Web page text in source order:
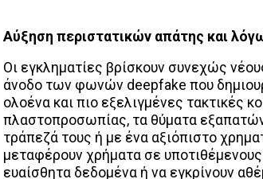
Αύξηση περιστατικών απάτης και
Οι εγκληματίες βρίσκουν συνεχώς
άνοδο των φωνών deepfake που
ολοένα και πιο εξελιγμένες τακτικές
πλαστοπροσωπίας, τα θύματα
τράπεζά τους ή με ένα αξιόπιστο
μεταφέρουν χρήματα σε
ευαίσθητα δεδομένα ή να εγκρίνουν